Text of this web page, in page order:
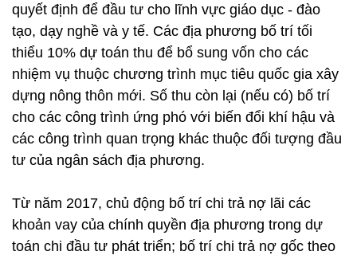
quyết định để đầu tư cho lĩnh vực giáo dục - đào
tạo, dạy nghề và y tế. Các địa phương bố trí tối
thiểu 10% dự toán thu để bổ sung vốn cho các
nhiệm vụ thuộc chương trình mục tiêu quốc gia xây
dựng nông thôn mới. Số thu còn lại (nếu có) bố trí
cho các công trình ứng phó với biến đổi khí hậu và
các công trình quan trọng khác thuộc đối tượng đầu
tư của ngân sách địa phương.
Từ năm 2017, chủ động bố trí chi trả nợ lãi các
khoản vay của chính quyền địa phương trong dự
toán chi đầu tư phát triển; bố trí chi trả nợ gốc theo